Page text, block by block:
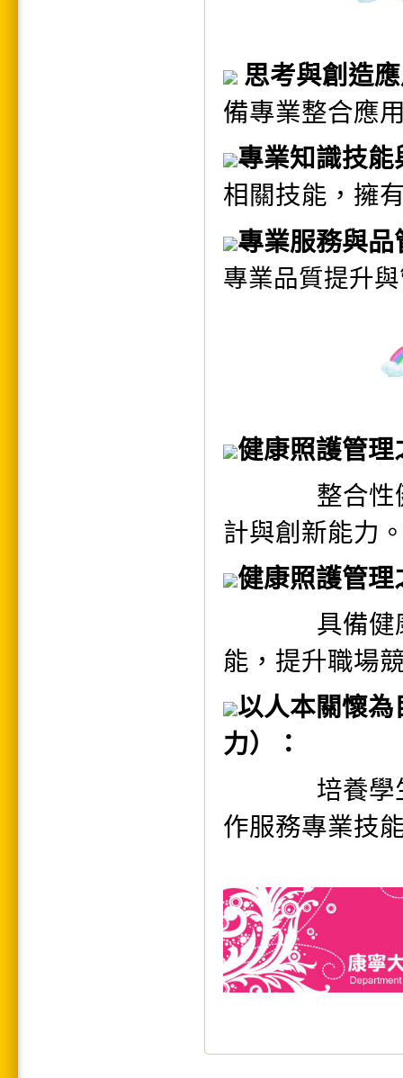
思考與創造
備專業整合應
專業知識技能
相關技能，擁
專業服務與品
專業品質提升
健康照護管
整合性
計與創新能力
健康照護管
具備健
能，提升職場
以人本關懷
力）：
培養學
作服務專業技